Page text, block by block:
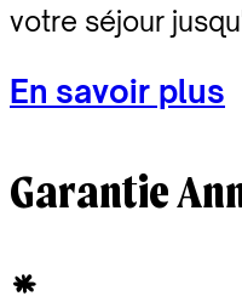
votre séjour
En savoir plus
Garantie